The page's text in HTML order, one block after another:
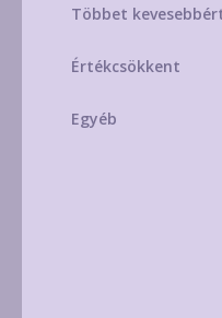
Többet
Értékcsökkent
Egyéb